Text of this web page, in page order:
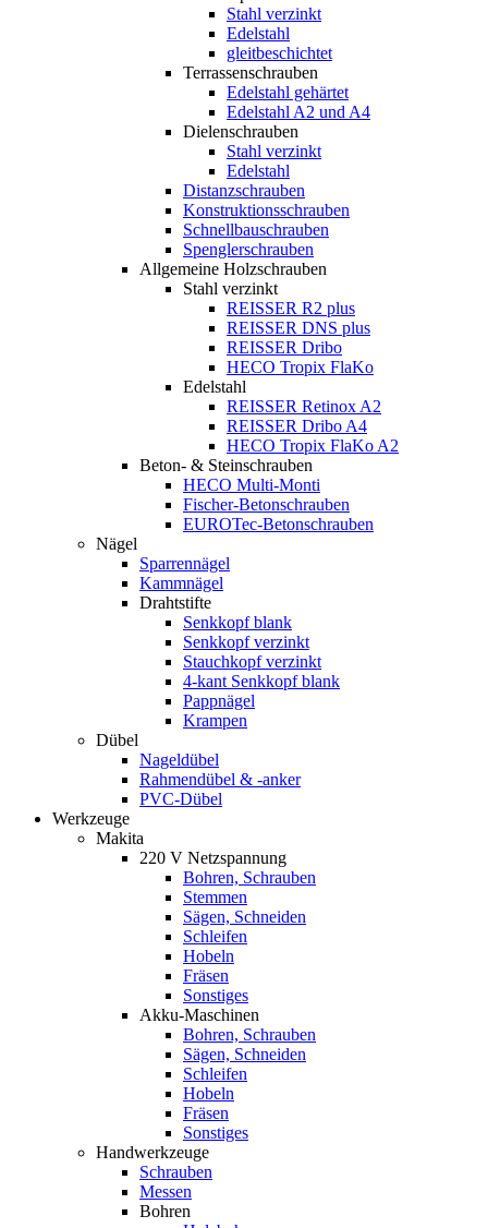
Stahl verzinkt
Edelstahl
gleitbeschichtet
Terrassenschrauben
Edelstahl gehärtet
Edelstahl A2 und A4
Dielenschrauben
Stahl verzinkt
Edelstahl
Distanzschrauben
Konstruktionsschrauben
Schnellbauschrauben
Spenglerschrauben
Allgemeine Holzschrauben
Stahl verzinkt
REISSER R2 plus
REISSER DNS plus
REISSER Dribo
HECO Tropix FlaKo
Edelstahl
REISSER Retinox A2
REISSER Dribo A4
HECO Tropix FlaKo A2
Beton- & Steinschrauben
HECO Multi-Monti
Fischer-Betonschrauben
EUROTec-Betonschrauben
Nägel
Sparrennägel
Kammnägel
Drahtstifte
Senkkopf blank
Senkkopf verzinkt
Stauchkopf verzinkt
4-kant Senkkopf blank
Pappnägel
Krampen
Dübel
Nageldübel
Rahmendübel & -anker
PVC-Dübel
Werkzeuge
Makita
220 V Netzspannung
Bohren, Schrauben
Stemmen
Sägen, Schneiden
Schleifen
Hobeln
Fräsen
Sonstiges
Akku-Maschinen
Bohren, Schrauben
Sägen, Schneiden
Schleifen
Hobeln
Fräsen
Sonstiges
Handwerkzeuge
Schrauben
Messen
Bohren